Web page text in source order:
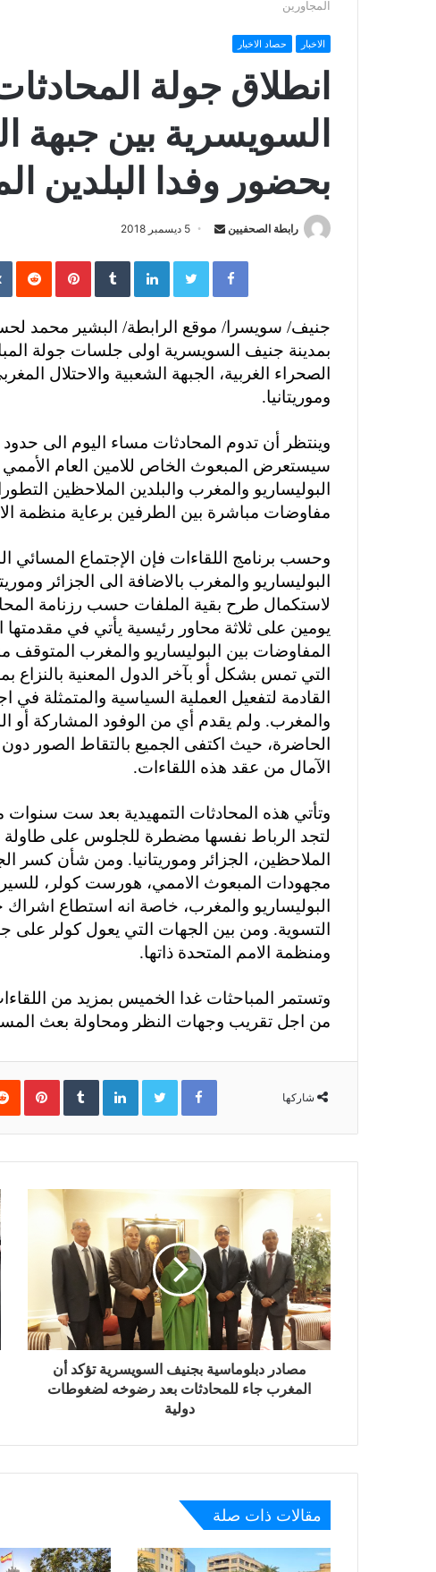
المجاورين
الاخبار حصاد الاخبار
انطلاق جولة
السويسرية بين جبهة
بحضور وفدا البلدين
رابطة الصحفيين
d
n
e
m
l
5 ديسمبر 2018
Facebook
Twitter
LinkedIn
‏Tumblr
Pinterest
‏Reddit
جنيف/ سويسرا/ موقع الرابطة/ البشير محمد
بمدينة جنيف السويسرية اولى جلسات جولة
الصحراء الغربية، الجبهة الشعبية والاحتلال
وموريتانيا.
وينتظر أن تدوم المحادثات مساء اليوم الى
سيستعرض المبعوث الخاص للامين العام الأممي
البوليساريو والمغرب والبلدين الملاحظين
مفاوضات مباشرة بين الطرفين برعاية منظمة
وحسب برنامج اللقاءات فإن الإجتماع المسائي
البوليساريو والمغرب بالاضافة الى الجزائر
لاستكمال طرح بقية الملفات حسب رزنامة
يومين على ثلاثة محاور رئيسية يأتي في
التي تمس بشكل أو بآخر الدول المعنية بالنزاع
القادمة لتفعيل العملية السياسية والمتمثلة
والمغرب. ولم يقدم أي من الوفود المشاركة أو
الحاضرة، حيث اكتفى الجميع بالتقاط الصور
الآمال من عقد هذه اللقاءات.
وتأتي هذه المحادثات التمهيدية بعد ست
لتجد الرباط نفسها مضطرة للجلوس على طاولة
الملاحظين، الجزائر وموريتانيا. ومن شأن كسر
مجهودات المبعوث الاممي، هورست كولر،
البوليساريو والمغرب، خاصة انه استطاع
التسوية. ومن بين الجهات التي يعول كولر على
ومنظمة الامم المتحدة ذاتها.
وتستمر المباحثات غدا الخميس بمزيد من
من اجل تقريب وجهات النظر ومحاولة بعث
شاركها
Facebook
Twitter
LinkedIn
‏Tumblr
Pinterest
مصادر دبلوماسية بجنيف السويسرية تؤكد أن
المغرب جاء للمحادثات بعد رضوخه لضغوطات
دولية
مقالات ذات صلة